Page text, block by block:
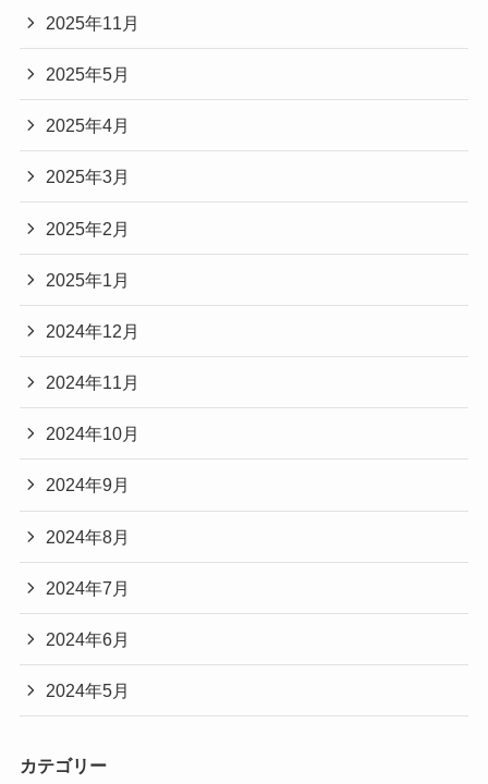
2025年11月
2025年5月
2025年4月
2025年3月
2025年2月
2025年1月
2024年12月
2024年11月
2024年10月
2024年9月
2024年8月
2024年7月
2024年6月
2024年5月
カテゴリー